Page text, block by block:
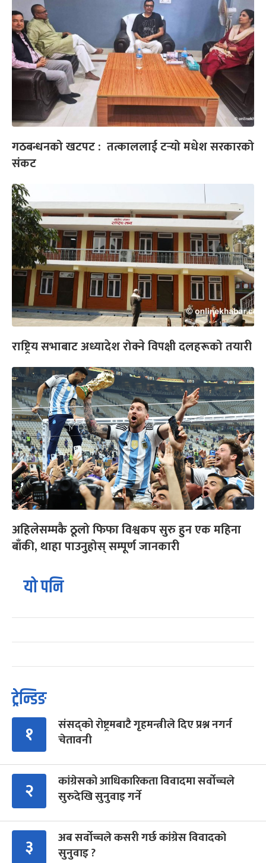
गठबन्धनको खटपट : तत्काललाई टर्‍यो मधेश सरकारको
संकट
राष्ट्रिय सभाबाट अध्यादेश रोक्ने विपक्षी दलहरूको तयारी
अहिलेसम्मकै ठूलो फिफा विश्वकप सुरु हुन एक महिना
बाँकी, थाहा पाउनुहोस् सम्पूर्ण जानकारी
यो पनि
ट्रेन्डिङ
१
संसद्को रोष्ट्रमबाटै गृहमन्त्रीले दिए प्रश्न नगर्न
चेतावनी
२
कांग्रेसको आधिकारिकता विवादमा सर्वोच्चले
सुरुदेखि सुनुवाइ गर्ने
३
अब सर्वोच्चले कसरी गर्छ कांग्रेस विवादको
सुनुवाइ ?